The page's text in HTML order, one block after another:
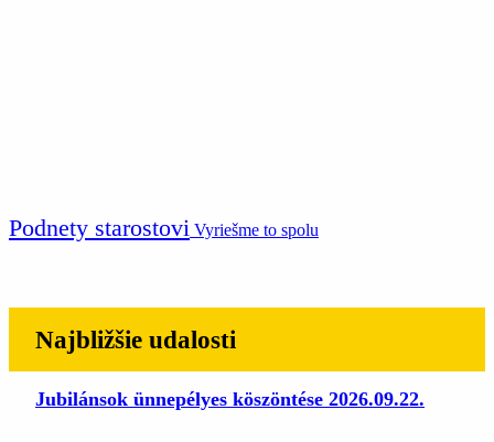
Podnety starostovi Vyriešme to spolu
Najbližšie udalosti
Jubilánsok ünnepélyes köszöntése 2026.09.22.